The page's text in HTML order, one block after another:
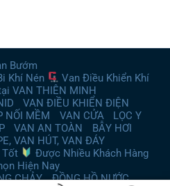
Bướm
Khí Nén
Van Điều Khiển Khí
VAN THIÊN MINH
VAN ĐIỀU KHIỂN ĐIỆN
NỐI MỀM VAN CỬA
LỌC Y
VAN AN TOÀN
BẪY HƠI
VAN HÚT, VAN ĐÁY
Tốt
Được Nhiều Khách Hàng
Hiện Nay
CHẢY
ĐỒNG HỒ NƯỚC